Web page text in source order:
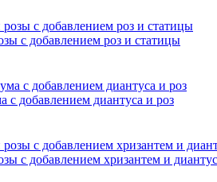
c добавлением роз и статицы
c добавлением диантуса и роз
c добавлением хризантем и